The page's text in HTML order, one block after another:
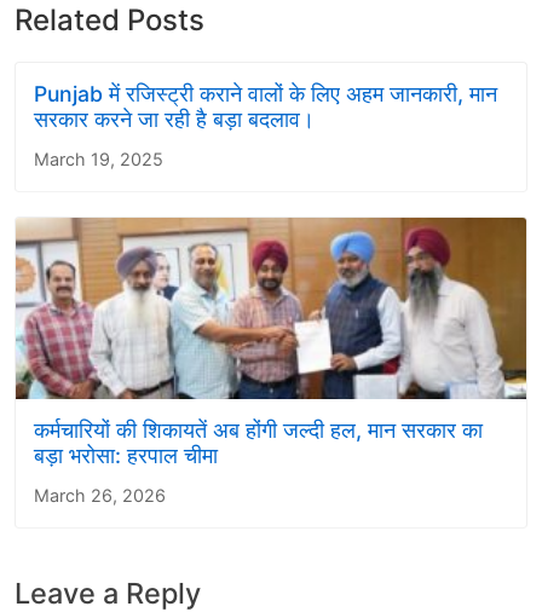
Related Posts
Punjab में रजिस्ट्री कराने वालों के लिए अहम जानकारी, मान
सरकार करने जा रही है बड़ा बदलाव।
March 19, 2025
कर्मचारियों की शिकायतें अब होंगी जल्दी हल, मान सरकार का
बड़ा भरोसा: हरपाल चीमा
March 26, 2026
Leave a Reply